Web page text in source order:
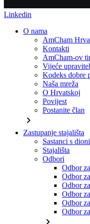
Linkedin
O nama
AmCham
Kontakti
AmCham-ov
Vijeće
Kodeks dobre
Naša mreža
O Hrvatskoj
Povijest
Postanite član
chevron_right
Zastupanje stajališta
Sastanci s
Stajališta
Odbori
Odbor
Odbor
Odbor
Odbor
Odbor
Odbor